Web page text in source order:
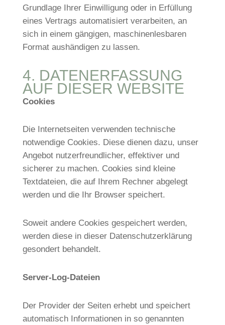
Grundlage Ihrer Einwilligung oder in Erfüllung
eines Vertrags automatisiert verarbeiten, an
sich in einem gängigen, maschinenlesbaren
Format aushändigen zu lassen.
4. DATENERFASSUNG
AUF DIESER WEBSITE
Cookies
Die Internetseiten verwenden technische
notwendige Cookies. Diese dienen dazu, unser
Angebot nutzerfreundlicher, effektiver und
sicherer zu machen. Cookies sind kleine
Textdateien, die auf Ihrem Rechner abgelegt
werden und die Ihr Browser speichert.
Soweit andere Cookies gespeichert werden,
werden diese in dieser Datenschutzerklärung
gesondert behandelt.
Server-Log-Dateien
Der Provider der Seiten erhebt und speichert
automatisch Informationen in so genannten